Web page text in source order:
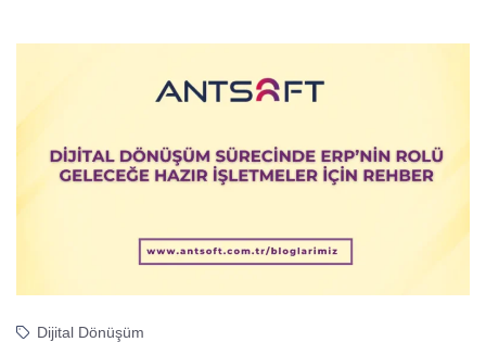
Dijital Dönüşüm